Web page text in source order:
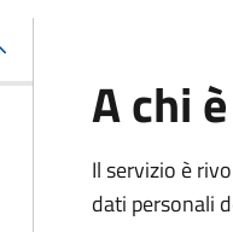
A chi
Il servizio è
dati personali